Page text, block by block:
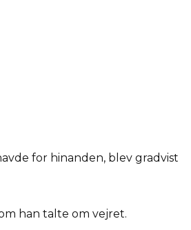
for hinanden, blev gradvist
om han talte om vejret.